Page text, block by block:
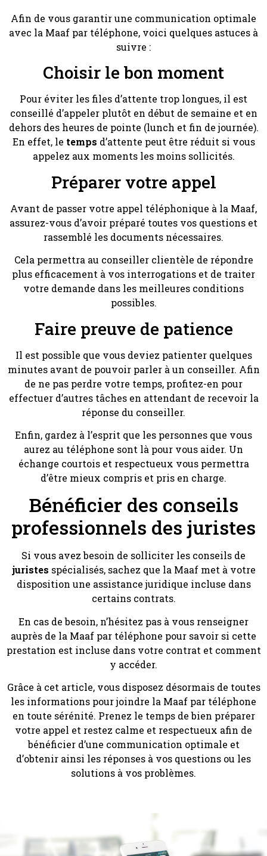
Afin de vous garantir une communication optimale
avec la Maaf par téléphone, voici quelques astuces à
suivre :
Choisir le bon moment
Pour éviter les files d’attente trop longues, il est
conseillé d’appeler plutôt en début de semaine et en
dehors des heures de pointe (lunch et fin de journée).
En effet, le temps d’attente peut être réduit si vous
appelez aux moments les moins sollicités.
Préparer votre appel
Avant de passer votre appel téléphonique à la Maaf,
assurez-vous d’avoir préparé toutes vos questions et
rassemblé les documents nécessaires.
Cela permettra au conseiller clientèle de répondre
plus efficacement à vos interrogations et de traiter
votre demande dans les meilleures conditions
possibles.
Faire preuve de patience
Il est possible que vous deviez patienter quelques
minutes avant de pouvoir parler à un conseiller. Afin
de ne pas perdre votre temps, profitez-en pour
effectuer d’autres tâches en attendant de recevoir la
réponse du conseiller.
Enfin, gardez à l’esprit que les personnes que vous
aurez au téléphone sont là pour vous aider. Un
échange courtois et respectueux vous permettra
d’être mieux compris et pris en charge.
Bénéficier des conseils
professionnels des juristes
Si vous avez besoin de solliciter les conseils de
juristes spécialisés, sachez que la Maaf met à votre
disposition une assistance juridique incluse dans
certains contrats.
En cas de besoin, n’hésitez pas à vous renseigner
auprès de la Maaf par téléphone pour savoir si cette
prestation est incluse dans votre contrat et comment
y accéder.
Grâce à cet article, vous disposez désormais de toutes
les informations pour joindre la Maaf par téléphone
en toute sérénité. Prenez le temps de bien préparer
votre appel et restez calme et respectueux afin de
bénéficier d’une communication optimale et
d’obtenir ainsi les réponses à vos questions ou les
solutions à vos problèmes.